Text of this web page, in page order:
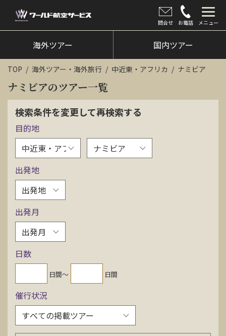
問合せ お電話 メニュー
海外ツアー
国内ツアー
クルーズツアー
ツアー催行状況
旅のひろば
イベント
新着情報
会社情報
資料請求
電話にてお問い合わせ
海外ツアー 国内ツアー
TOP 海外ツアー・海外旅行 中近東・アフリカ ナミビア
ナミビアのツアー一覧
検索条件を変更して再検索する
目的地
出発地
出発月
日数
日間〜 日間
催行状況